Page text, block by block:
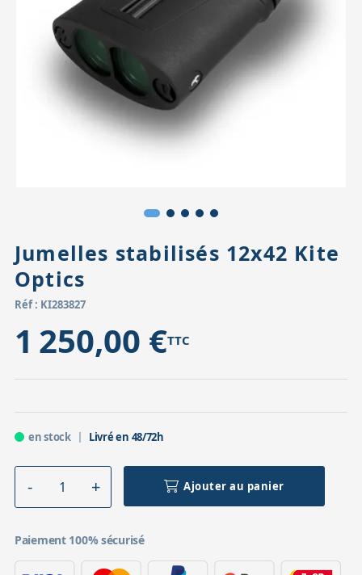
Accessoires pour montures
Têtes
Pièces détachées
Jumelles stabilisés 12x42 Kite
Optics
Réf : KI283827
1 250,00 €TTC
en stock Livré en 48/72h
Ajouter au panier
Paiement 100% sécurisé